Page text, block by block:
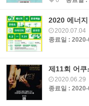
2020 에너
2020.07.04
종료일 :
제11회 어쿠
2020.06.29
종료일 :